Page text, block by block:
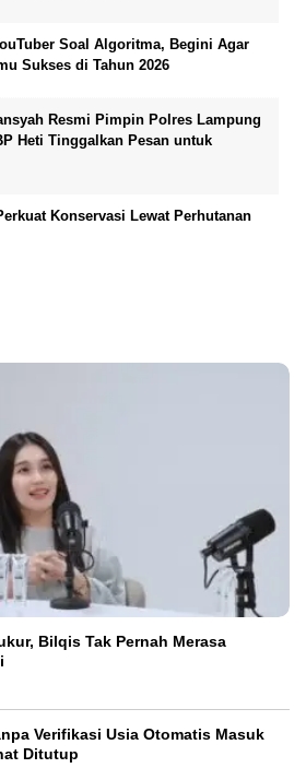
Soal Algoritma, Begini Agar
Sukses di Tahun 2026
Resmi Pimpin Polres Lampung
Heti Tinggalkan Pesan untuk
Konservasi Lewat Perhutanan
Bilqis Tak Pernah Merasa
Verifikasi Usia Otomatis Masuk
Ditutup